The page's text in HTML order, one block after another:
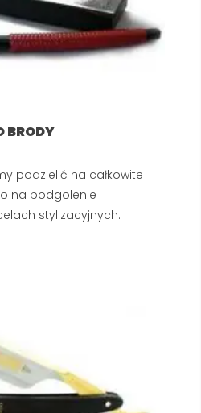
BRODY
podzielić na całkowite
na podgolenie
stylizacyjnych.